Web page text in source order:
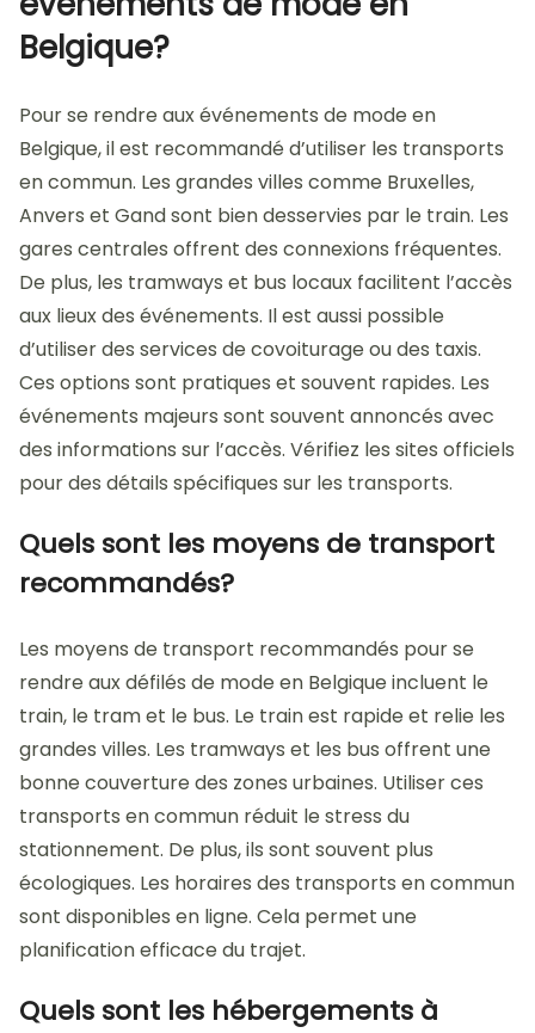
Belgique?
Pour se rendre aux événements de mode en
Belgique, il est recommandé d’utiliser les transports
en commun. Les grandes villes comme Bruxelles,
Anvers et Gand sont bien desservies par le train. Les
gares centrales offrent des connexions fréquentes.
De plus, les tramways et bus locaux facilitent l’accès
aux lieux des événements. Il est aussi possible
d’utiliser des services de covoiturage ou des taxis.
Ces options sont pratiques et souvent rapides. Les
événements majeurs sont souvent annoncés avec
des informations sur l’accès. Vérifiez les sites officiels
pour des détails spécifiques sur les transports.
Quels sont les moyens de transport
recommandés?
Les moyens de transport recommandés pour se
rendre aux défilés de mode en Belgique incluent le
train, le tram et le bus. Le train est rapide et relie les
grandes villes. Les tramways et les bus offrent une
bonne couverture des zones urbaines. Utiliser ces
transports en commun réduit le stress du
stationnement. De plus, ils sont souvent plus
écologiques. Les horaires des transports en commun
sont disponibles en ligne. Cela permet une
planification efficace du trajet.
Quels sont les hébergements à